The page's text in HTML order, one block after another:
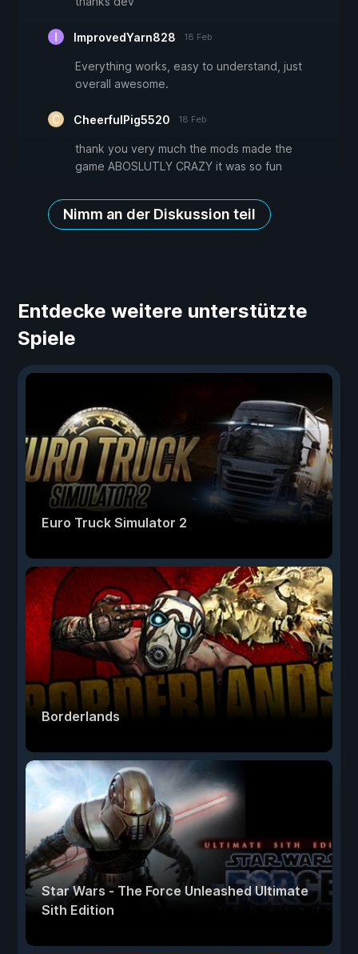
ImprovedYarn828 18 Feb
Everything works, easy to understand, just
overall awesome.
CheerfulPig5520 18 Feb
thank you very much the mods made the
game ABOSLUTLY CRAZY it was so fun
Nimm an der Diskussion teil
Entdecke weitere unterstützte
Spiele
Euro Truck Simulator 2
Borderlands
Star Wars - The Force Unleashed Ultimate
Sith Edition